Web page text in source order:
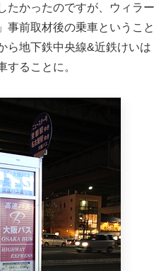
たかったのですが、ウィラー
事前取材後の乗車ということ
ら地下鉄中央線&近鉄けいは
することに。